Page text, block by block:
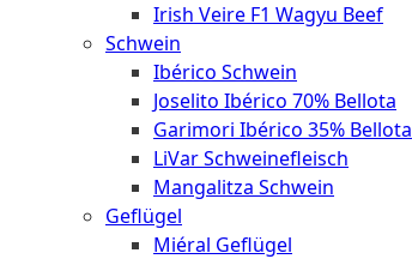
Irish Veire F1 Wagyu Beef
Schwein
Ibérico Schwein
Joselito Ibérico 70% Bellota
Garimori Ibérico 35% Bellota
LiVar Schweinefleisch
Mangalitza Schwein
Geflügel
Miéral Geflügel